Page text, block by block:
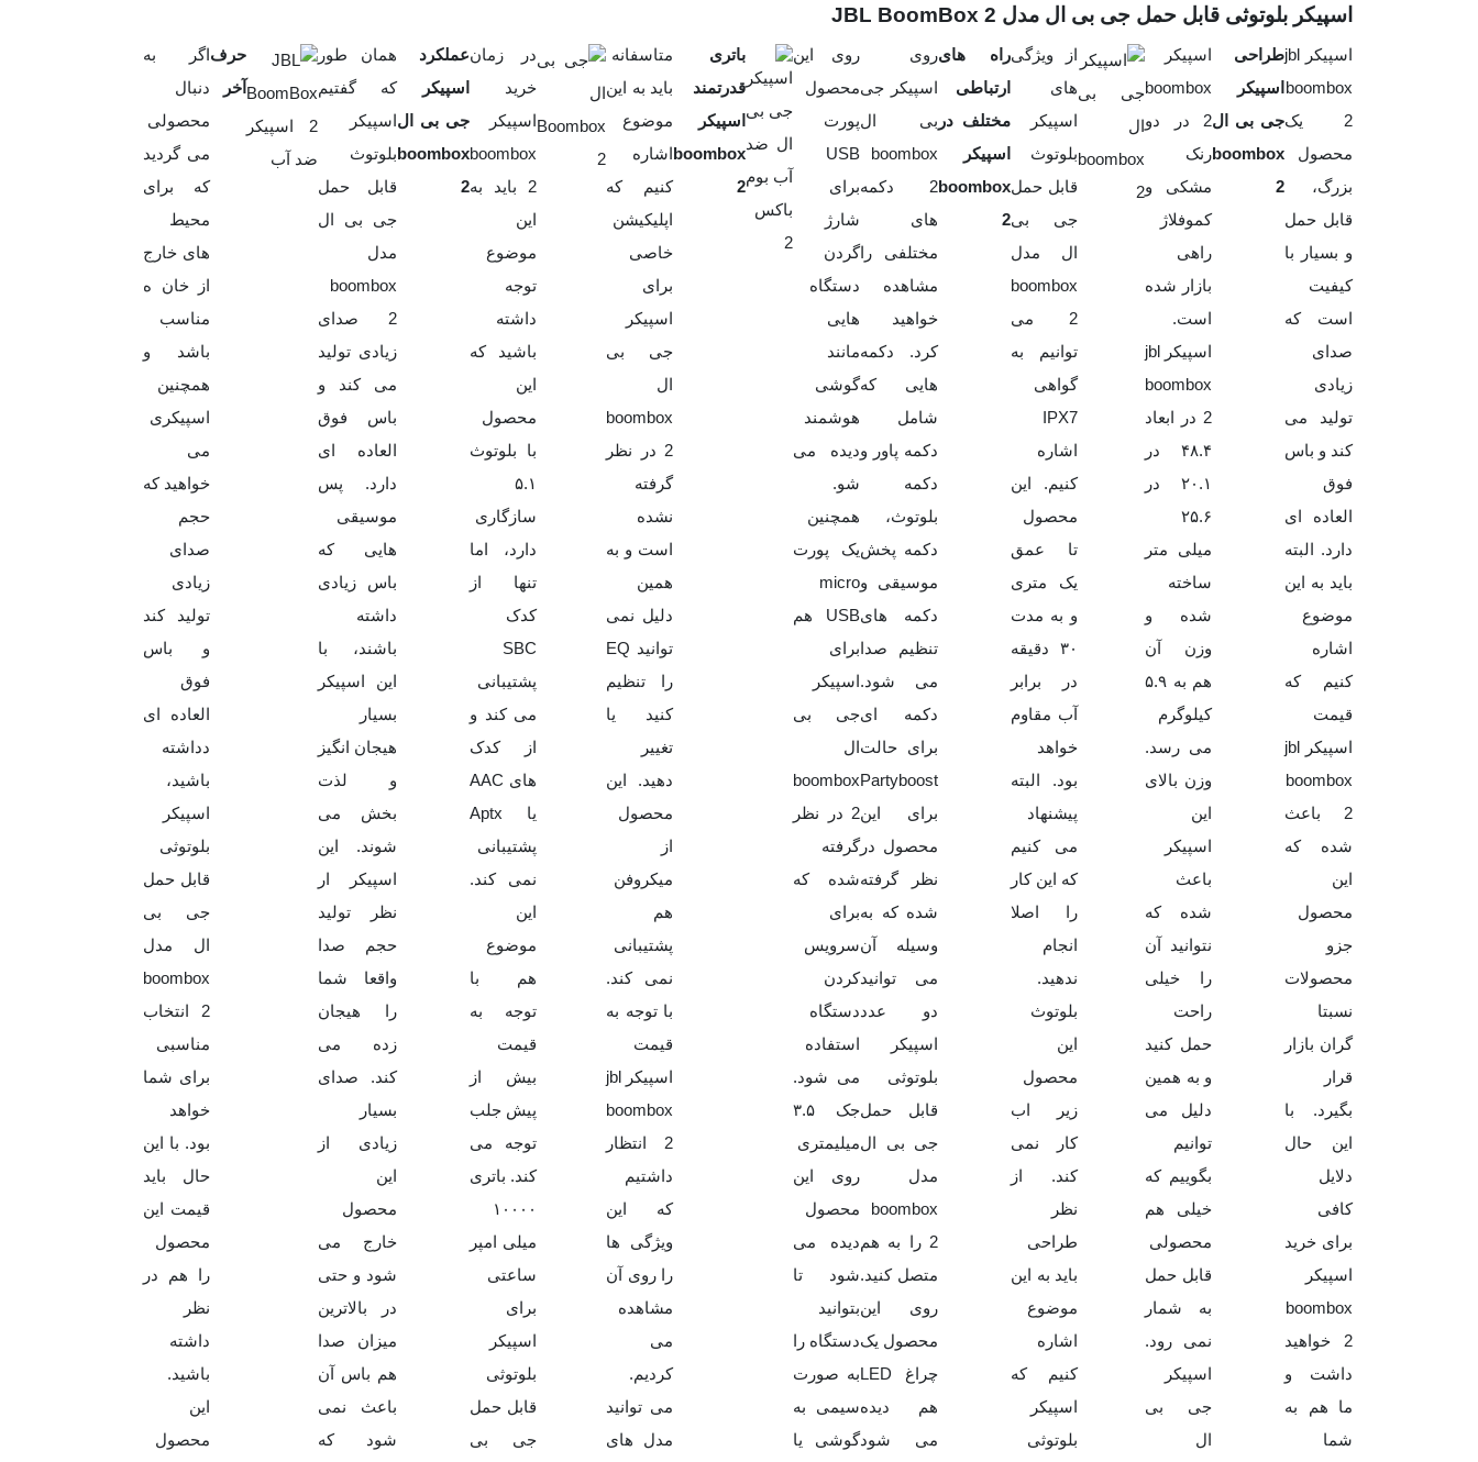
اسپیکر بلوتوثی قابل حمل جی بی ال مدل JBL BoomBox 2
اسپیکر jbl
boombox
2 یک
محصول
بزرگ،
قابل حمل
و بسیار با
کیفیت
است که
صدای
زیادی
تولید می
کند و باس
فوق
العاده ای
دارد. البته
باید به این
موضوع
اشاره
کنیم که
قیمت
اسپیکر jbl
boombox
2 باعث
شده که
این
محصول
جزو
محصولات
نسبتا
گران بازار
قرار
بگیرد. با
این حال
دلایل
کافی
برای خرید
اسپیکر
boombox
2 خواهید
داشت و
ما هم به
شما
طراحی
اسپیکر
جی بی ال
boombox
2
اسپیکر
boombox
2 در دو
رنک
مشکی و
کموفلاژ
راهی
بازار شده
است.
اسپیکر jbl
boombox
2 در ابعاد
۴۸.۴ در
۲۰.۱ در
۲۵.۶
میلی متر
ساخته
شده و
وزن آن
هم به ۵.۹
کیلوگرم
می رسد.
وزن بالای
این
اسپیکر
باعث
شده که
نتوانید آن
را خیلی
راحت
حمل کنید
و به همین
دلیل می
توانیم
بگوییم که
خیلی هم
محصولی
قابل حمل
به شمار
نمی رود.
اسپیکر
جی بی
ال
از ویژگی
های
اسپیکر
بلوتوث
قابل حمل
جی بی
ال مدل
boombox
2 می
توانیم به
گواهی
IPX7
اشاره
کنیم. این
محصول
تا عمق
یک متری
و به مدت
۳۰ دقیقه
در برابر
آب مقاوم
خواهد
بود. البته
پیشنهاد
می کنیم
که این کار
را اصلا
انجام
ندهید.
بلوتوث
این
محصول
زیر اب
کار نمی
کند. از
نظر
طراحی
باید به این
موضوع
اشاره
کنیم که
اسپیکر
بلوتوثی
راه های
ارتباطی
مختلف در
اسپیکر
boombox
2
روی
اسپیکر جی
بی ال
boombox
2 دکمه
های
مختلفی را
مشاهده
خواهید
کرد. دکمه
هایی که
شامل
دکمه پاور و
دکمه
بلوتوث،
دکمه پخش
موسیقی و
دکمه های
تنظیم صدا
می شود.
دکمه ای
برای حالت
Partyboost
برای این
محصول در
نظر گرفته
شده که به
وسیله آن
می توانید
دو عدد
اسپیکر
بلوتوثی
قابل حمل
جی بی ال
مدل
boombox
2 را به هم
متصل کنید.
روی این
محصول یک
چراغ LED
هم دیده
می شود
روی این
محصول
پورت
برای
شارژ
گردن
دستگاه
هایی
مانند
گوشی
هوشمند
دیده می
شو.
همچنین
یک پورت
micro
USB هم
برای
اسپیکر
جی بی
ال
boombox
2 در نظر
گرفته
شده که
برای
سرویس
کردن
دستگاه
استفاده
می شود.
جک ۳.۵
میلیمتری
روی این
محصول
دیده می
شود تا
بتوانید
دستگاه را
به صورت
سیمی به
گوشی یا
باتری
قدرتمند
اسپیکر
boombox
2
متاسفانه
باید به این
موضوع
اشاره
کنیم که
اپلیکیشن
خاصی
برای
اسپیکر
جی بی
ال
boombox
2 در نظر
گرفته
نشده
است و به
همین
دلیل نمی
توانید EQ
را تنظیم
کنید یا
تغییر
دهید. این
محصول
از
میکروفن
هم
پشتیبانی
نمی کند.
با توجه به
قیمت
اسپیکر jbl
boombox
2 انتظار
داشتیم
که این
ویژگی ها
را روی آن
مشاهده
می
کردیم.
می توانید
مدل های
در زمان
خرید
اسپیکر
boombox
2 باید به
این
موضوع
توجه
داشته
باشید که
این
محصول
با بلوتوث
۵.۱
سازگاری
دارد، اما
تنها از
کدک
SBC
پشتیبانی
می کند و
از کدک
های AAC
یا Aptx
پشتیبانی
نمی کند.
این
موضوع
هم با
توجه به
قیمت
بیش از
پیش جلب
توجه می
کند. باتری
۱۰۰۰۰
میلی امپر
ساعتی
برای
اسپیکر
بلوتوثی
قابل حمل
جی بی
عملکرد
اسپیکر
جی بی ال
boombox
2
همان طور
که گفتیم
اسپیکر
بلوتوث
قابل حمل
جی بی ال
مدل
boombox
2 صدای
زیادی تولید
می کند و
باس فوق
العاده ای
دارد. پس
موسیقی
هایی که
باس زیادی
داشته
باشند، با
این اسپیکر
بسیار
هیجان انگیز
و لذت
بخش می
شوند. این
اسپیکر ار
نظر تولید
حجم صدا
واقعا شما
را هیجان
زده می
کند. صدای
بسیار
زیادی از
این
محصول
خارج می
شود و حتی
در بالاترین
میزان صدا
هم باس آن
باعث نمی
شود که
حرف
آخر
اگر به
دنبال
محصولی
می گردید
که برای
محیط
های خارج
از خان ه
مناسب
باشد و
همچنین
اسپیکری
می
خواهید که
حجم
صدای
زیادی
تولید کند
و باس
فوق
العاده ای
دداشته
باشید،
اسپیکر
بلوتوثی
قابل حمل
جی بی
ال مدل
boombox
2 انتخاب
مناسبی
برای شما
خواهد
بود. با این
حال باید
قیمت این
محصول
را هم در
نظر
داشته
باشید.
این
محصول